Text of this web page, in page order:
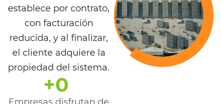
establece por contrato,
con facturación
reducida, y al finalizar,
el cliente adquiere la
propiedad del sistema.
+0